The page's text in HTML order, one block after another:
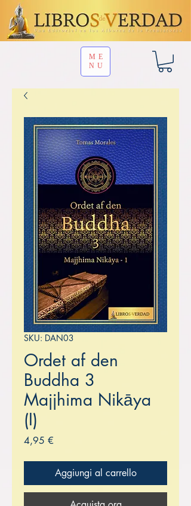
ME
NU
SKU: DAN03
Ordet af den
Buddha 3
Majjhima Nikāya
(I)
4,95 €
Aggiungi al carrello